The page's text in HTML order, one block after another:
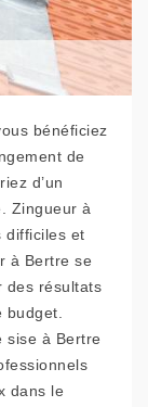
bénéficiez
de
d’un
Zingueur à
difficiles et
à Bertre se
des résultats
sise à Bertre
dans le